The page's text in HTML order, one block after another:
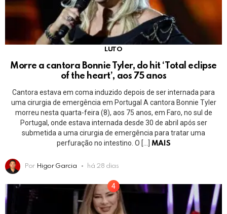
LUTO
Morre a cantora Bonnie Tyler, do hit ‘Total eclipse
of the heart’, aos 75 anos
Cantora estava em coma induzido depois de ser internada para
uma cirurgia de emergência em Portugal A cantora Bonnie Tyler
morreu nesta quarta-feira (8), aos 75 anos, em Faro, no sul de
Portugal, onde estava internada desde 30 de abril após ser
submetida a uma cirurgia de emergência para tratar uma
perfuração no intestino. O […]
MAIS
Por Higor Garcia há 28 dias